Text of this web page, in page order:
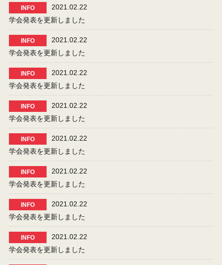
INFO
2021.02.22
学会発表を更新しました
INFO
2021.02.22
学会発表を更新しました
INFO
2021.02.22
学会発表を更新しました
INFO
2021.02.22
学会発表を更新しました
INFO
2021.02.22
学会発表を更新しました
INFO
2021.02.22
学会発表を更新しました
INFO
2021.02.22
学会発表を更新しました
INFO
2021.02.22
学会発表を更新しました